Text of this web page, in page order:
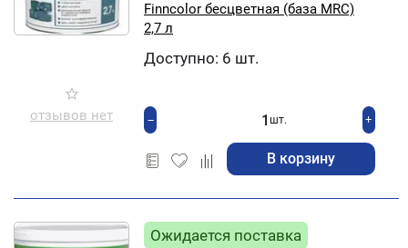
отзывов нет
Finncolor бесцветная (база MRC)
2,7 л
Доступно: 6 шт.
+
шт.
−
В корзину
Ожидается поставка